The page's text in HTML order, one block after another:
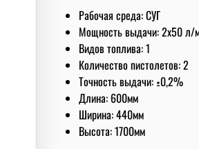
Рабочая среда: СУГ
Мoщнoсть выдачи: 2x50 л/
Видов топлива: 1
Количество пистолетов: 2
Точность выдачи: ±0,2%
Длина: 600мм
Ширина: 440мм
Высота: 1700мм